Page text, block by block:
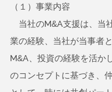
（１）事業内容
当社のM&A支援は、当
業の経験、当社が当事者
M&A、投資の経験を活か
のコンセプトに基づき、